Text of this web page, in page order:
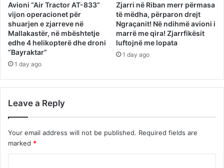
Avioni “Air Tractor AT-833”
vijon operacionet për
shuarjen e zjarreve në
Mallakastër, në mbështetje
edhe 4 helikopterë dhe droni
“Bayraktar”
1 day ago
Zjarri në Riban merr përmasa
të mëdha, përparon drejt
Ngraçanit! Në ndihmë avioni i
marrë me qira! Zjarrfikësit
luftojnë me lopata
1 day ago
Leave a Reply
Your email address will not be published. Required fields are
marked *